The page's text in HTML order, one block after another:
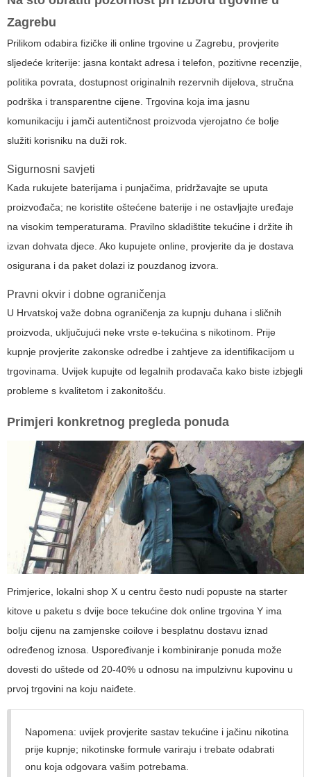
Zagrebu
Prilikom odabira fizičke ili online trgovine u Zagrebu, provjerite
sljedeće kriterije: jasna kontakt adresa i telefon, pozitivne recenzije,
politika povrata, dostupnost originalnih rezervnih dijelova, stručna
podrška i transparentne cijene. Trgovina koja ima jasnu
komunikaciju i jamči autentičnost proizvoda vjerojatno će bolje
služiti korisniku na duži rok.
Sigurnosni savjeti
Kada rukujete baterijama i punjačima, pridržavajte se uputa
proizvođača; ne koristite oštećene baterije i ne ostavljajte uređaje
na visokim temperaturama. Pravilno skladištite tekućine i držite ih
izvan dohvata djece. Ako kupujete online, provjerite da je dostava
osigurana i da paket dolazi iz pouzdanog izvora.
Pravni okvir i dobne ograničenja
U Hrvatskoj važe dobna ograničenja za kupnju duhana i sličnih
proizvoda, uključujući neke vrste e-tekućina s nikotinom. Prije
kupnje provjerite zakonske odredbe i zahtjeve za identifikacijom u
trgovinama. Uvijek kupujte od legalnih prodavača kako biste izbjegli
probleme s kvalitetom i zakonitošću.
Primjeri konkretnog pregleda ponuda
Primjerice, lokalni shop X u centru često nudi popuste na starter
kitove u paketu s dvije boce tekućine dok online trgovina Y ima
bolju cijenu na zamjenske coilove i besplatnu dostavu iznad
određenog iznosa. Uspoređivanje i kombiniranje ponuda može
dovesti do uštede od 20-40% u odnosu na impulzivnu kupovinu u
prvoj trgovini na koju naiđete.
Napomena: uvijek provjerite sastav tekućine i jačinu nikotina
prije kupnje; nikotinske formule variraju i trebate odabrati
onu koja odgovara vašim potrebama.